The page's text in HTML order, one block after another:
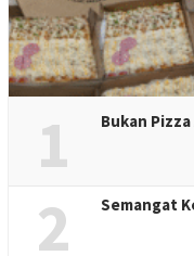
1 Bukan
2 Semangat